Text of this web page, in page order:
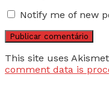
Notify me of new
This site uses
comment data is